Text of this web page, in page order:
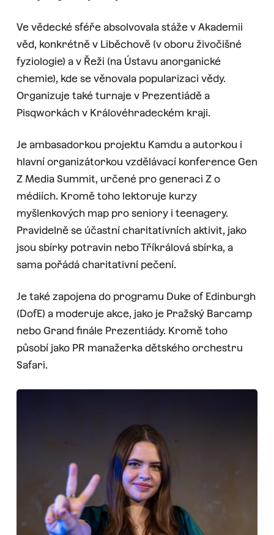
Ve vědecké sféře absolvovala stáže v Akademii
věd, konkrétně v Liběchově (v oboru živočišné
fyziologie) a v Řeži (na Ústavu anorganické
chemie), kde se věnovala popularizaci vědy.
Organizuje také turnaje v Prezentiádě a
Pisqworkách v Královéhradeckém kraji.
Je ambasadorkou projektu Kamdu a autorkou i
hlavní organizátorkou vzdělávací konference Gen
Z Media Summit, určené pro generaci Z o
médiích. Kromě toho lektoruje kurzy
myšlenkových map pro seniory i teenagery.
Pravidelně se účastní charitativních aktivit, jako
jsou sbírky potravin nebo Tříkrálová sbírka, a
sama pořádá charitativní pečení.
Je také zapojena do programu Duke of Edinburgh
(DofE) a moderuje akce, jako je Pražský Barcamp
nebo Grand finále Prezentiády. Kromě toho
působí jako PR manažerka dětského orchestru
Safari.